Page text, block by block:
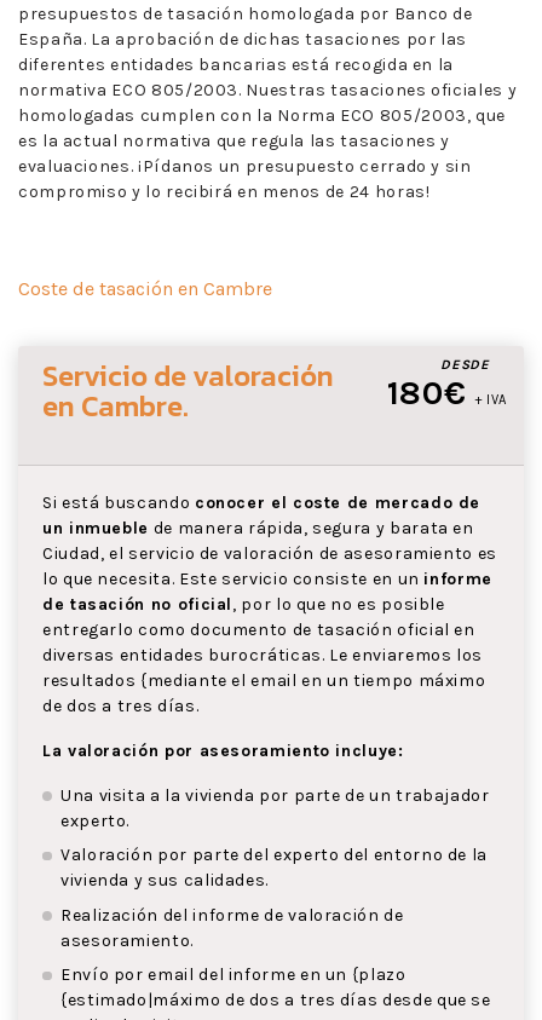
presupuestos de tasación homologada por Banco de
España. La aprobación de dichas tasaciones por las
diferentes entidades bancarias está recogida en la
normativa ECO 805/2003. Nuestras tasaciones oficiales y
homologadas cumplen con la Norma ECO 805/2003, que
es la actual normativa que regula las tasaciones y
evaluaciones. ¡Pídanos un presupuesto cerrado y sin
compromiso y lo recibirá en menos de 24 horas!
Coste de tasación en Cambre
DESDE
180€ + IVA
Servicio de valoración
en Cambre.
Si está buscando conocer el coste de mercado de
un inmueble de manera rápida, segura y barata en
Ciudad, el servicio de valoración de asesoramiento es
lo que necesita. Este servicio consiste en un informe
de tasación no oficial, por lo que no es posible
entregarlo como documento de tasación oficial en
diversas entidades burocráticas. Le enviaremos los
resultados {mediante el email en un tiempo máximo
de dos a tres días.
La valoración por asesoramiento incluye:
Una visita a la vivienda por parte de un trabajador
experto.
Valoración por parte del experto del entorno de la
vivienda y sus calidades.
Realización del informe de valoración de
asesoramiento.
Envío por email del informe en un {plazo
{estimado|máximo de dos a tres días desde que se